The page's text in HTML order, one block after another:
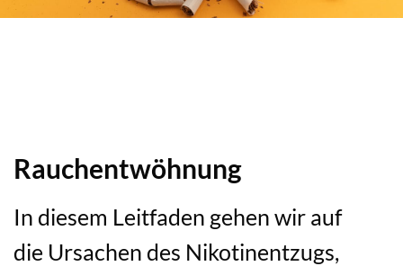
Rauchentwöhnung
In diesem Leitfaden gehen wir auf
die Ursachen des Nikotinentzugs,